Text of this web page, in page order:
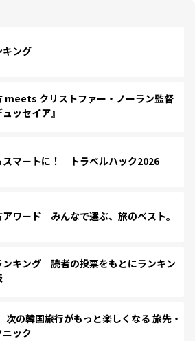
ング
meets クリストファー・ノーラン監督
ッセイア』
スマートに！ トラベルハック2026
ワード みんなで選ぶ、旅のベスト。
ンキング 読者の投票をもとにランキン
の韓国旅行がもっと楽しくなる 旅先・
ック